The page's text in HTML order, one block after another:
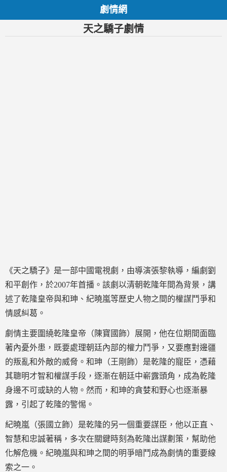
劇情網
天之驕子劇情
《天之驕子》是一部中國電視劇，由導演張黎執導，編劇劉
和平創作，於2007年首播。該劇以清朝乾隆年間為背景，講
述了乾隆皇帝與和珅、紀曉嵐等歷史人物之間的權謀鬥爭和
情感糾葛。
劇情主要圍繞乾隆皇帝（陳寶國飾）展開，他在位期間面臨
著內憂外患，既要處理朝廷內部的權力鬥爭，又要應對邊疆
的叛亂和外敵的威脅。和珅（王剛飾）是乾隆的寵臣，憑藉
其聰明才智和權謀手段，逐漸在朝廷中嶄露頭角，成為乾隆
身邊不可或缺的人物。然而，和珅的貪婪和野心也逐漸暴
露，引起了乾隆的警惕。
紀曉嵐（張國立飾）是乾隆的另一個重要謀臣，他以正直、
智慧和忠誠著稱，多次在關鍵時刻為乾隆出謀劃策，幫助他
化解危機。紀曉嵐與和珅之間的明爭暗鬥成為劇情的重要線
索之一。